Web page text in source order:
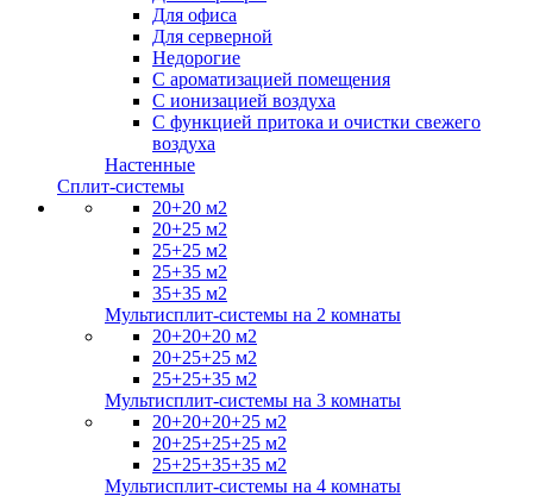
Для офиса
Для серверной
Недорогие
С ароматизацией помещения
С ионизацией воздуха
С функцией притока и очистки свежего
воздуха
Настенные
Сплит-системы
20+20 м2
20+25 м2
25+25 м2
25+35 м2
35+35 м2
Мультисплит-системы на 2 комнаты
20+20+20 м2
20+25+25 м2
25+25+35 м2
Мультисплит-системы на 3 комнаты
20+20+20+25 м2
20+25+25+25 м2
25+25+35+35 м2
Мультисплит-системы на 4 комнаты